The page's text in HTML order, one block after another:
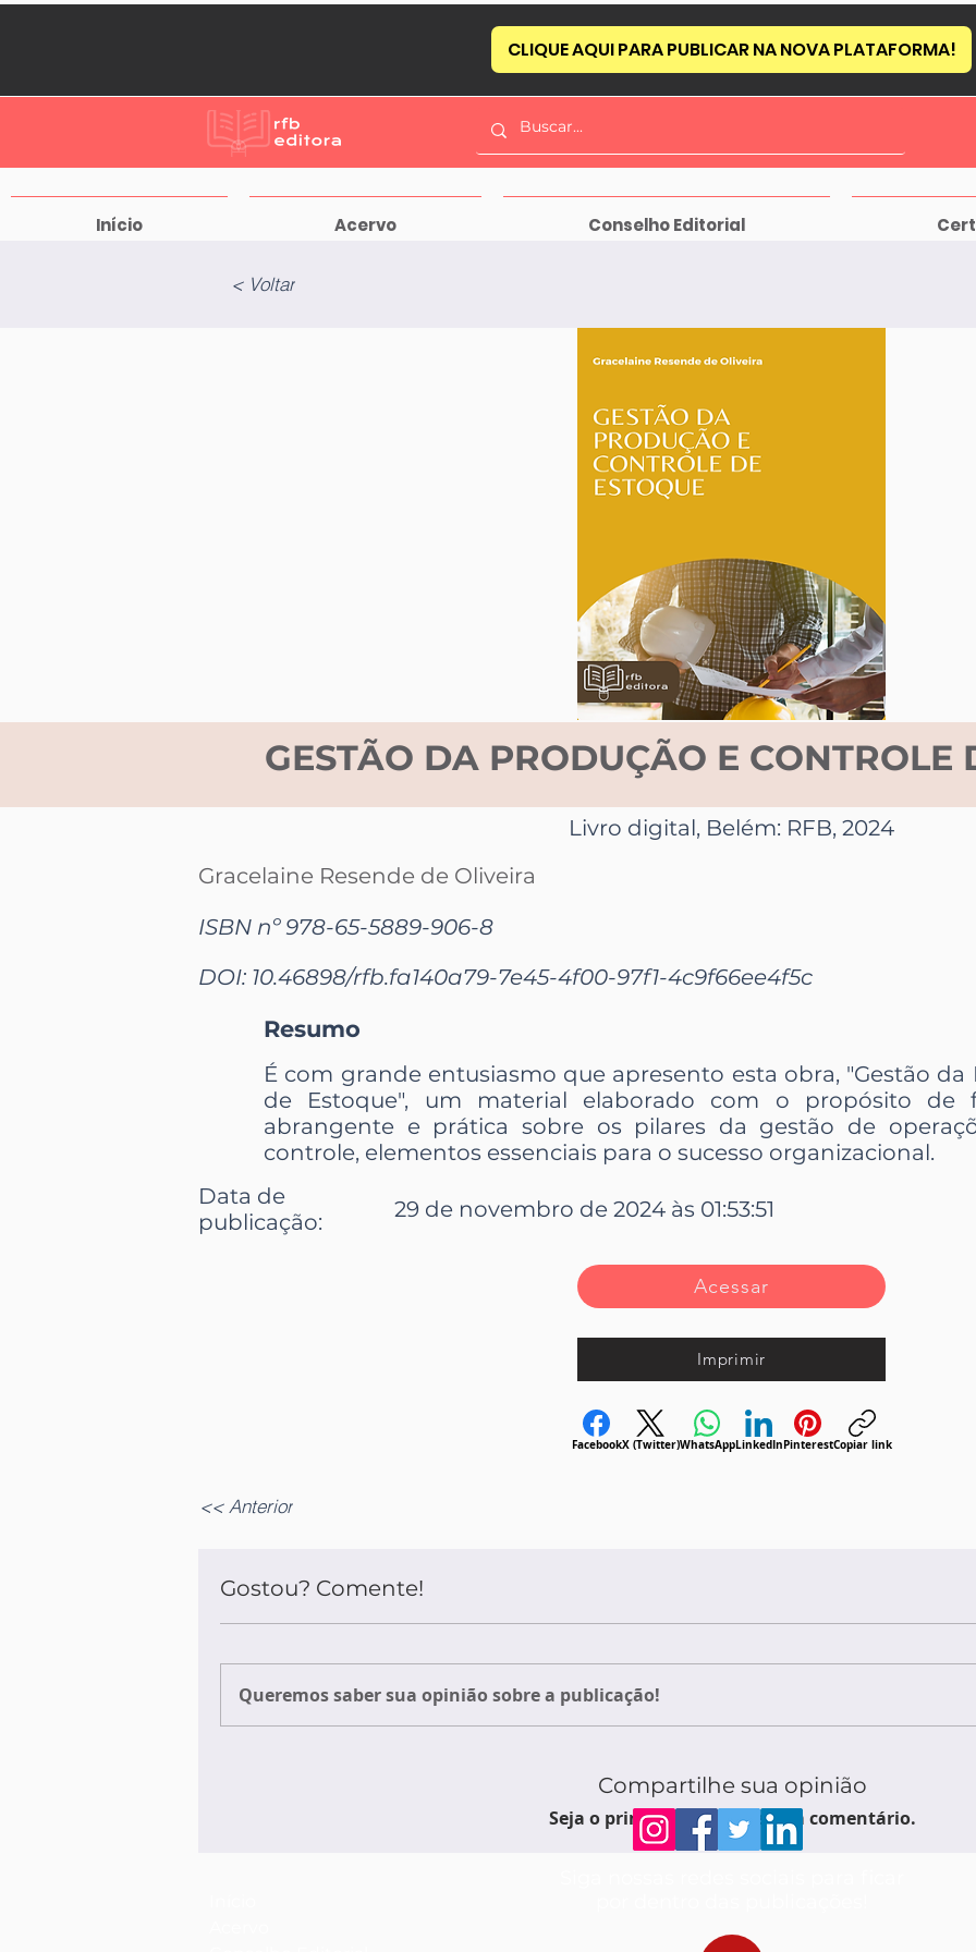
CLIQUE AQUI PARA PUBLICAR NA NOVA PLATAFORMA!
Início Acervo Conselho Editorial
< Voltar
GESTÃO DA PRODUÇÃO E CONTROLE
Livro digital, Belém: RFB, 2024
Gracelaine Resende de Oliveira
ISBN nº 978-65-5889-906-8
DOI: 10.46898/rfb.fa140a79-7e45-4f00-97f1-4c9f66ee4f5c
Resumo
É com grande entusiasmo que apresento esta obra, "Gestão
de Estoque", um material elaborado com o propósito de
abrangente e prática sobre os pilares da gestão de
controle, elementos essenciais para o sucesso organizacional.
Data de
publicação: 29 de novembro de 2024 às 01:53:51
Acessar
Imprimir
FacebookX (Twitter)WhatsAppLinkedInPinterestCopiar link
<< Anterior
Gostou? Comente!
Queremos saber sua opinião sobre a publicação!
Compartilhe sua opinião
Seja o primeiro a escrever um comentário.